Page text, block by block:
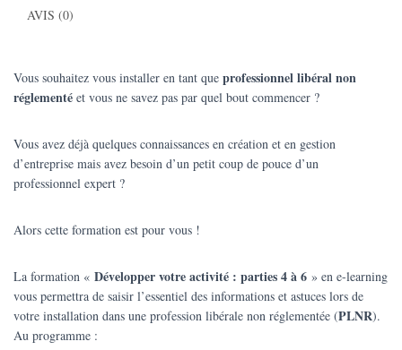
AVIS (0)
Vous souhaitez vous installer en tant que professionnel libéral non
réglementé et vous ne savez pas par quel bout commencer ?
Vous avez déjà quelques connaissances en création et en gestion
d’entreprise mais avez besoin d’un petit coup de pouce d’un
professionnel expert ?
Alors cette formation est pour vous !
La formation « Développer votre activité : parties 4 à 6 » en e-learning
vous permettra de saisir l’essentiel des informations et astuces lors de
votre installation dans une profession libérale non réglementée (PLNR).
Au programme :